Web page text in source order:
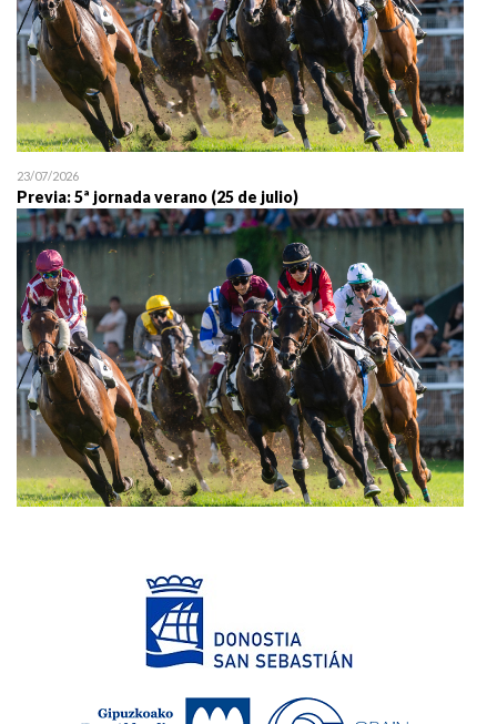
23/07/2026
Previa: 5ª jornada verano (25 de julio)